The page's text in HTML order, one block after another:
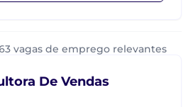
vagas de emprego relevantes
De Vendas